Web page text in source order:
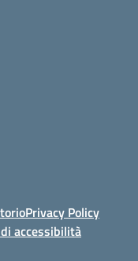
Privacy Policy
accessibilità